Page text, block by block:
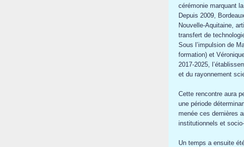
cérémonie marquant
Depuis 2009,
Nouvelle-Aquitaine,
transfert de
Sous l’impulsion de
formation) et
2017-2025,
et du rayonnement
Cette rencontre aura
une période
menée ces dernières
institutionnels et
Un temps a ensuite